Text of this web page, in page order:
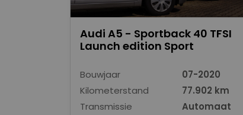
Audi A5 - Sportback 40 TFSI
Launch edition Sport
Bouwjaar
07-2020
Kilometerstand
77.902 km
Transmissie
Automaat